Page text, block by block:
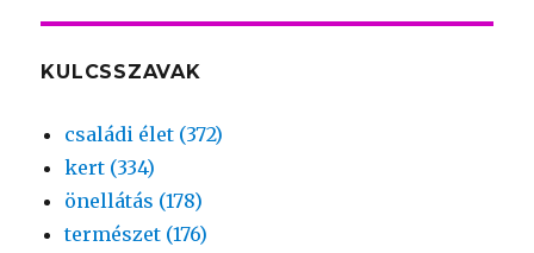
KULCSSZAVAK
családi élet (372)
kert (334)
önellátás (178)
természet (176)